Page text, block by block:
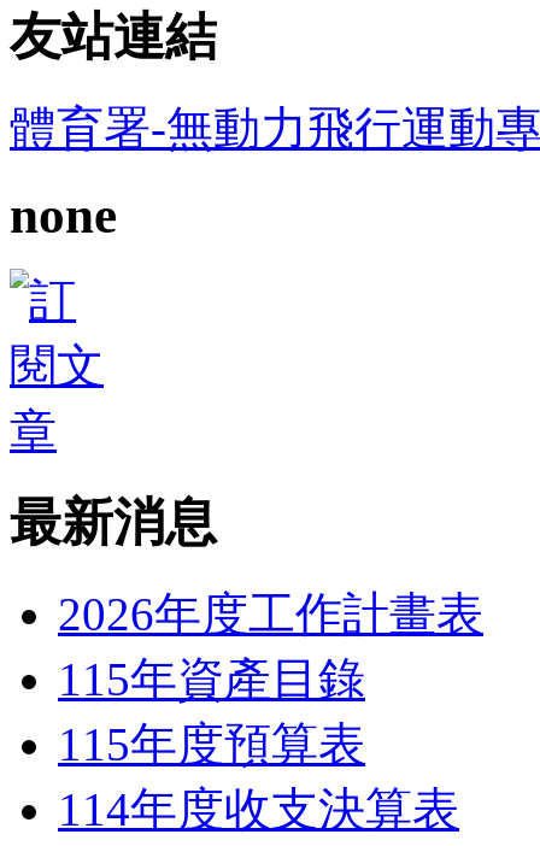
友站連結
體育署-無動力飛行運動
none
最新消息
2026年度工作計畫表
115年資產目錄
115年度預算表
114年度收支決算表